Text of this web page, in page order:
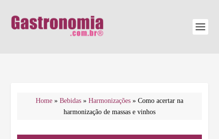
Home » Bebidas » Harmonizações » Como acertar na
harmonização de massas e vinhos